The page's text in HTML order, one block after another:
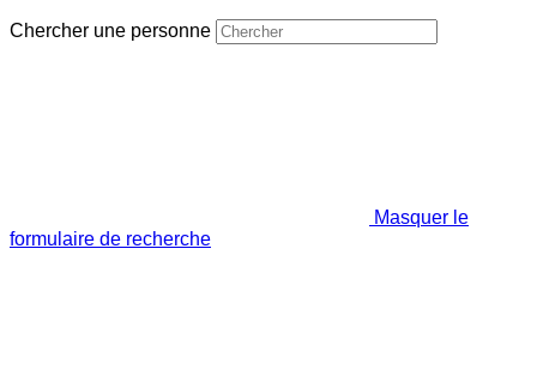
Chercher une personne
Masquer le
formulaire de recherche